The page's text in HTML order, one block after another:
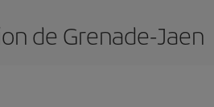
de Grenade-Jaen